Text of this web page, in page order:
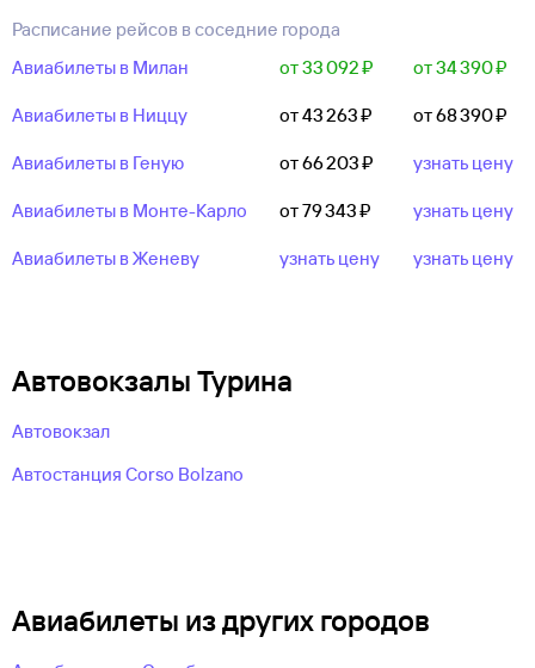
Расписание рейсов в соседние города
Авиабилеты в Милан
от 33 ⁠092 ⁠₽ от 34 ⁠390 ⁠₽
Авиабилеты в Ниццу от 43 ⁠263 ⁠₽ от 68 ⁠390 ⁠₽
Авиабилеты в Геную от 66 ⁠203 ⁠₽ узнать цену
Авиабилеты в Монте-Карло от 79 ⁠343 ⁠₽ узнать цену
Авиабилеты в Женеву узнать цену узнать цену
Автовокзалы Турина
Автовокзал
Автостанция Corso Bolzano
Авиабилеты из других городов